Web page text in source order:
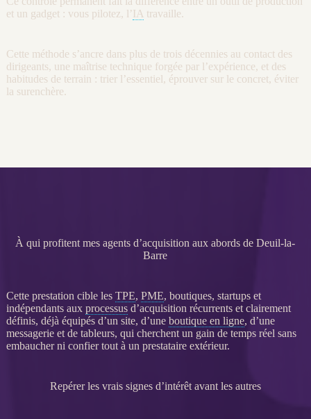
et un gadget : vous pilotez, l’IA travaille.
Cette méthode s’ancre dans plus de trois décennies au contact des
dirigeants, une maîtrise technique forgée par l’expérience, et des
habitudes de terrain : trier l’essentiel, éprouver sur le concret, éviter
la surenchère.
À qui profitent mes agents d’acquisition aux abords de Deuil-la-
Barre
Cette prestation cible les TPE, PME, boutiques, startups et
indépendants aux processusd’acquisition récurrents et clairement
définis, déjà équipés d’un site, d’une boutique en ligne, d’une
messagerie et de tableurs, qui cherchent un gain de temps réel sans
embaucher ni confier tout à un prestataire extérieur.
Repérer les vrais signes d’intérêt avant les autres